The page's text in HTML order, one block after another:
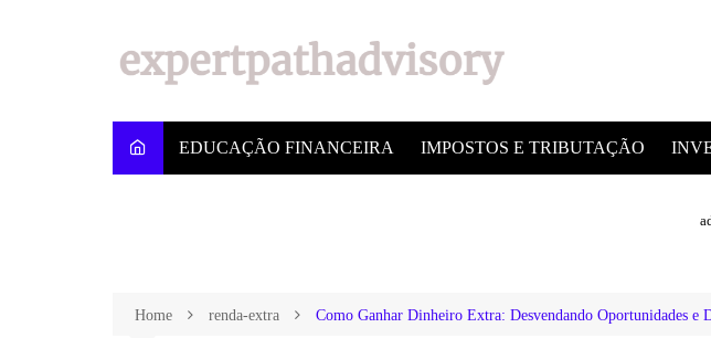
EDUCAÇÃO FINANCEIRA IMPOSTOS E TRIBUTAÇÃO
Home renda-extra Como Ganhar Dinheiro Extra: Desvendando Oportunidades e